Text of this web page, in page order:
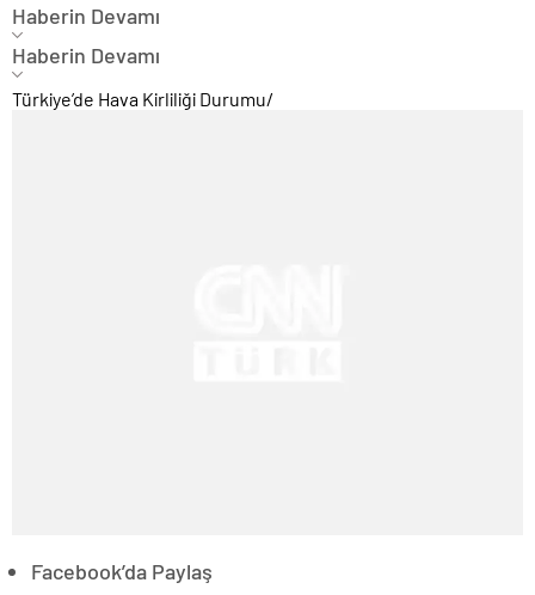
Haberin Devamı
Haberin Devamı
Türkiye’de Hava Kirliliği Durumu/
Facebook’da Paylaş